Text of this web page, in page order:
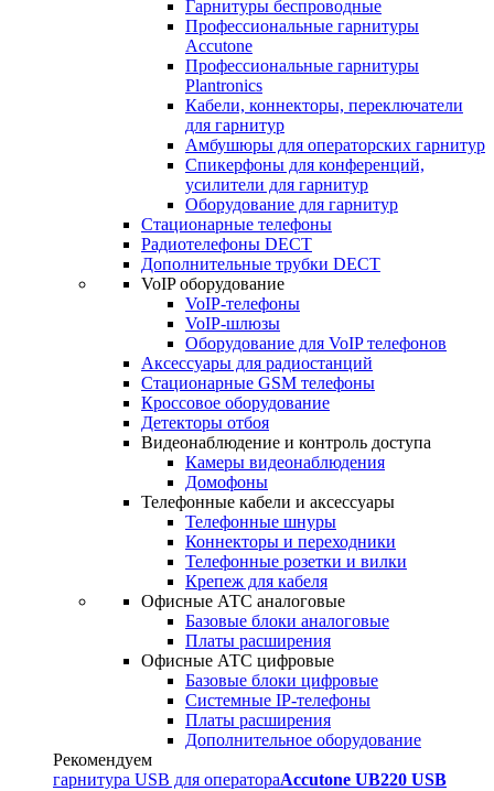
Гарнитуры беспроводные
Профессиональные гарнитуры
Accutone
Профессиональные гарнитуры
Plantronics
Кабели, коннекторы, переключатели
для гарнитур
Амбушюры для операторских гарнитур
Cпикерфоны для конференций,
усилители для гарнитур
Оборудование для гарнитур
Стационарные телефоны
Радиотелефоны DECT
Дополнительные трубки DECT
VoIP оборудование
VoIP-телефоны
VoIP-шлюзы
Оборудование для VoIP телефонов
Аксессуары для радиостанций
Стационарные GSM телефоны
Кроссовое оборудование
Детекторы отбоя
Видеонаблюдение и контроль доступа
Камеры видеонаблюдения
Домофоны
Телефонные кабели и аксессуары
Телефонные шнуры
Коннекторы и переходники
Телефонные розетки и вилки
Крепеж для кабеля
Офисные АТС аналоговые
Базовые блоки аналоговые
Платы расширения
Офисные АТС цифровые
Базовые блоки цифровые
Системные IP-телефоны
Платы расширения
Дополнительное оборудование
Рекомендуем
гарнитура USB для оператораAccutone UB220 USB